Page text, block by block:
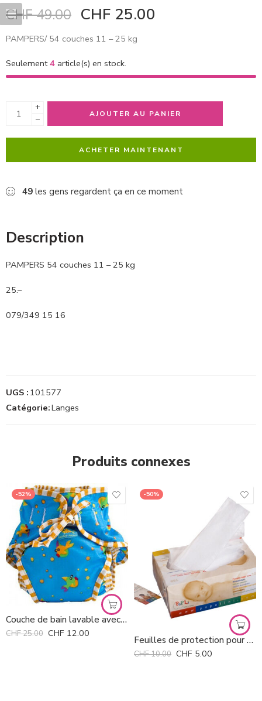
CHF49.00 CHF 25.00
PAMPERS/ 54 couches 11 – 25 kg
Seulement4 article(s) en stock.
+
−
AJOUTER AU PANIER
ACHETER MAINTENANT
49 les gens regardent ça en ce moment
Description
PAMPERS 54 couches 11 – 25 kg
25.–
079/349 15 16
UGS : 101577
Catégorie:Langes
Produits connexes
-52%
Couche de bain lavable avec dessins Kushies *
CHF25.00 CHF 12.00
-50%
Feuilles de protection pour couches Popolini *
CHF10.00 CHF 5.00